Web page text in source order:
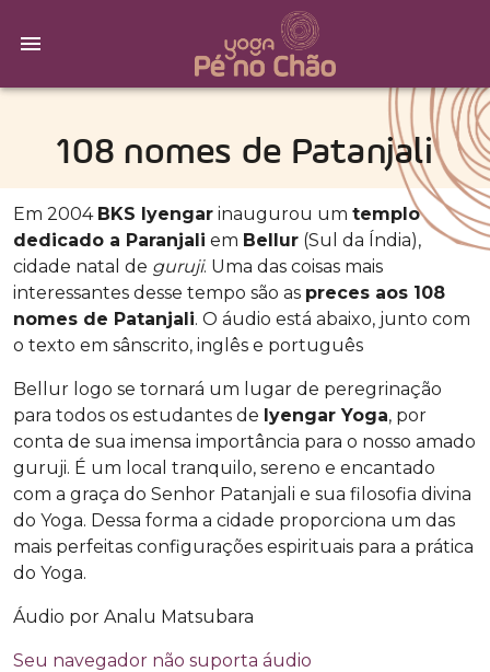
108 nomes de Patanjali
Em 2004 BKS Iyengar inaugurou um templo
dedicado a Paranjali em Bellur (Sul da Índia),
cidade natal de guruji. Uma das coisas mais
interessantes desse tempo são as preces aos 108
nomes de Patanjali. O áudio está abaixo, junto com
o texto em sânscrito, inglês e português
Bellur logo se tornará um lugar de peregrinação
para todos os estudantes de Iyengar Yoga, por
conta de sua imensa importância para o nosso amado
guruji. É um local tranquilo, sereno e encantado
com a graça do Senhor Patanjali e sua filosofia divina
do Yoga. Dessa forma a cidade proporciona um das
mais perfeitas configurações espirituais para a prática
do Yoga.
Áudio por Analu Matsubara
Seu navegador não suporta áudio